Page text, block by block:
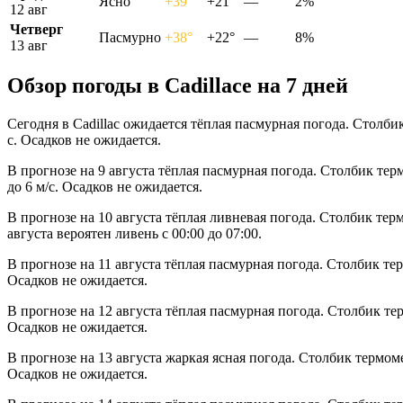
12 авг
Четверг
13 авг
Пасмурно +38° +22° — 8%
Обзор погоды в Cadillacе на 7 дней
Сегодня в Cadillac ожидается тёплая пасмурная погода.
с. Осадков не ожидается.
В прогнозе на 9 августа тёплая пасмурная погода. Столбик
до 6 м/с. Осадков не ожидается.
В прогнозе на 10 августа тёплая ливневая погода. Столбик
августа вероятен ливень с 00:00 до 07:00.
В прогнозе на 11 августа тёплая пасмурная погода. Столбик
Осадков не ожидается.
В прогнозе на 12 августа тёплая пасмурная погода. Столбик
Осадков не ожидается.
В прогнозе на 13 августа жаркая ясная погода. Столбик
Осадков не ожидается.